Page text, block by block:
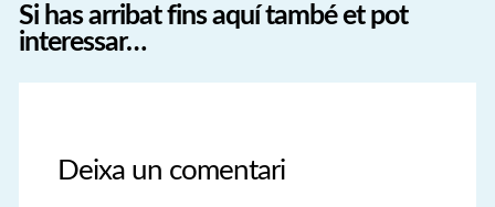
Si has arribat fins aquí també et pot
interessar…
Deixa un comentari